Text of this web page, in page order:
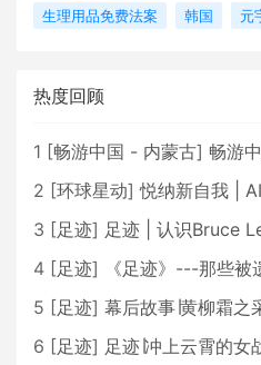
生理用品免费法案
韩国 元
热度回顾
1 [畅游中国 - 内蒙古] 畅游中
2 [环球星动] 悦纳新自我 |
3 [足迹] 足迹 | 认识Bruce
4 [足迹]
《足迹》---那些被
5 [足迹] 幕后故事∣黄柳霜之
6 [足迹] 足迹∣冲上云霄的女